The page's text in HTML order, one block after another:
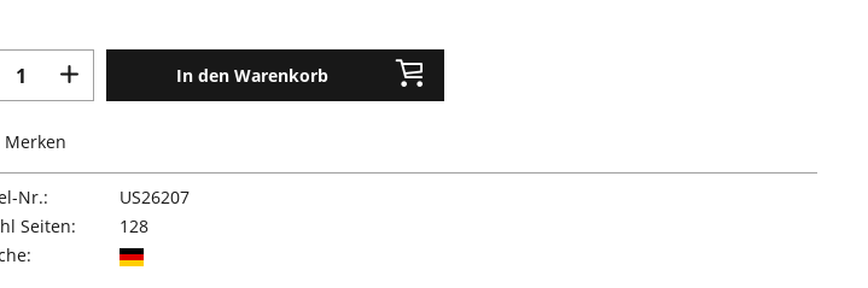
In den Warenkorb
Merken
Nr.:
US26207
Seiten:
128